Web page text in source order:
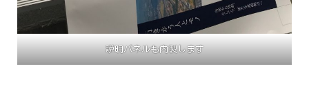
説明パネルも内製します